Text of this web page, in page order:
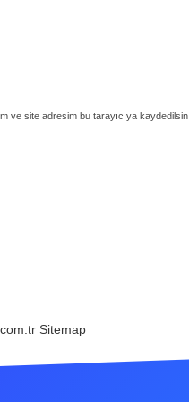
ve site adresim bu tarayıcıya kaydedilsin.
Sitemap